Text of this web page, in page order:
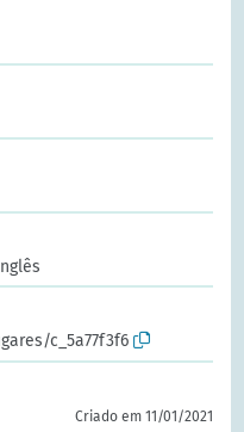
c_5a77f3f6
Criado em 11/01/2021